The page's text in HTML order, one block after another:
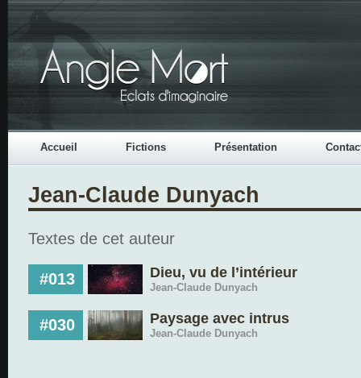
Accueil Fictions Présentation
Jean-Claude Dunyach
Textes de cet auteur
#013 Dieu, vu de l’intérieur
Jean-Claude Dunyach
#030 Paysage avec intrus
Jean-Claude Dunyach